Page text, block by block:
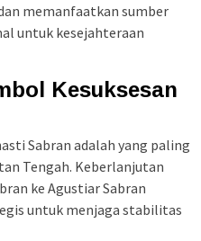
memanfaatkan sumber
untuk kesejahteraan
Kesuksesan
Sabran adalah yang paling
Tengah. Keberlanjutan
ke Agustiar Sabran
untuk menjaga stabilitas